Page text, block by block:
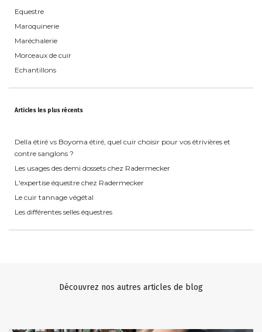
Equestre
Maroquinerie
Maréchalerie
Morceaux de cuir
Echantillons
Articles les plus récents
Della étiré vs Boyoma étiré, quel cuir choisir pour vos étrivières et
contre sanglons ?
Les usages des demi dossets chez Radermecker
L'expertise équestre chez Radermecker
Le cuir tannage végétal
Les différentes selles équestres
Découvrez nos autres articles de blog